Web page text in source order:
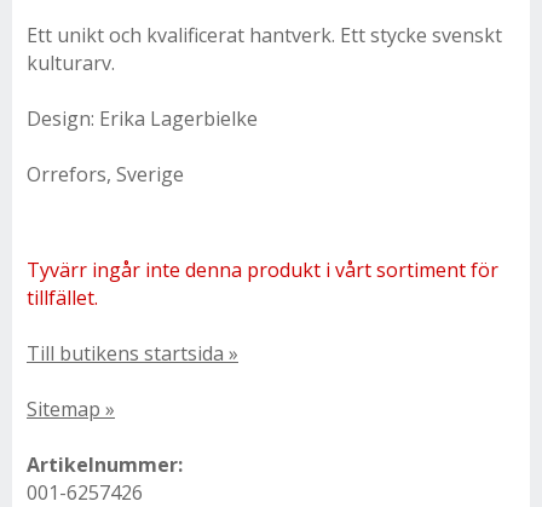
Ett unikt och kvalificerat hantverk. Ett stycke svenskt
kulturarv.
Design: Erika Lagerbielke
Orrefors, Sverige
Tyvärr ingår inte denna produkt i vårt sortiment för
tillfället.
Till butikens startsida »
Sitemap »
Artikelnummer:
001-6257426